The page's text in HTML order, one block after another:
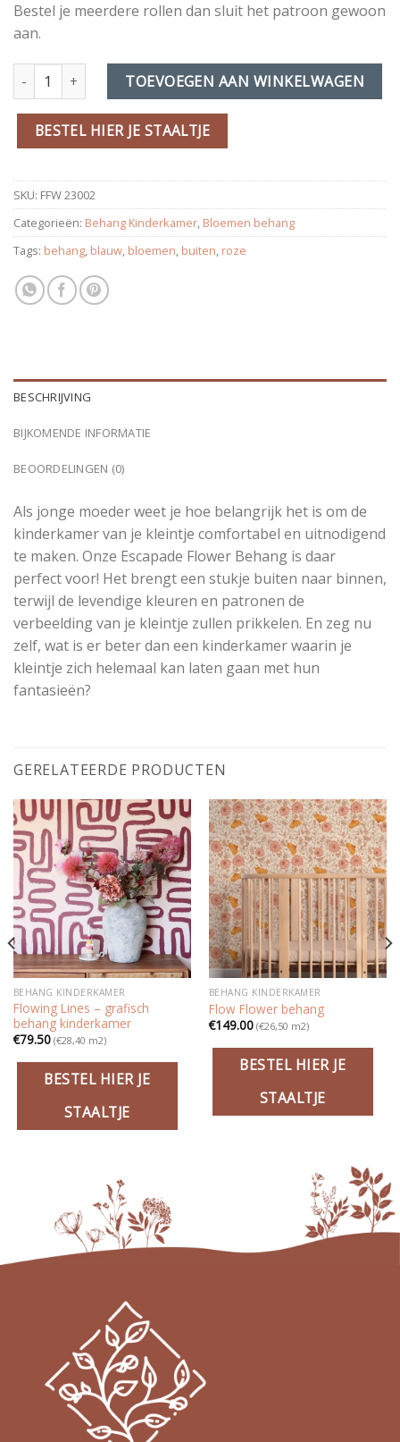
Bestel je meerdere rollen dan sluit het patroon gewoon
aan.
Escapade Flower behang dark aantalTOEVOEGEN AAN WINKELWAGEN
BESTEL HIER JE STAALTJE
SKU: FFW 23002
Categorieën: Behang Kinderkamer, Bloemen behang
Tags: behang, blauw, bloemen, buiten, roze
BESCHRIJVING
BIJKOMENDE INFORMATIE
BEOORDELINGEN (0)
Als jonge moeder weet je hoe belangrijk het is om de
kinderkamer van je kleintje comfortabel en uitnodigend
te maken. Onze Escapade Flower Behang is daar
perfect voor! Het brengt een stukje buiten naar binnen,
terwijl de levendige kleuren en patronen de
verbeelding van je kleintje zullen prikkelen. En zeg nu
zelf, wat is er beter dan een kinderkamer waarin je
kleintje zich helemaal kan laten gaan met hun
fantasieën?
GERELATEERDE PRODUCTEN
BEHANG KINDERKAMER
Flowing Lines – grafisch
behang kinderkamer
€79.50(€28,40 m2)
BESTEL HIER JE
STAALTJE
BEHANG KINDERKAMER
Flow Flower behang
€149.00(€26,50 m2)
BESTEL HIER JE
STAALTJE